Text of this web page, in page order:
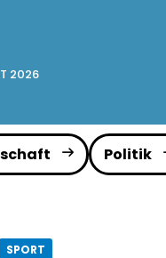
2026
Politik
SPORT